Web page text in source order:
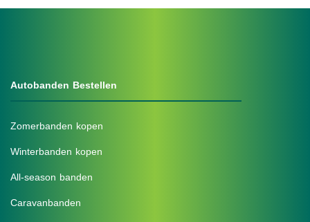
Autobanden Bestellen
Zomerbanden kopen
Winterbanden kopen
All-season banden
Caravanbanden